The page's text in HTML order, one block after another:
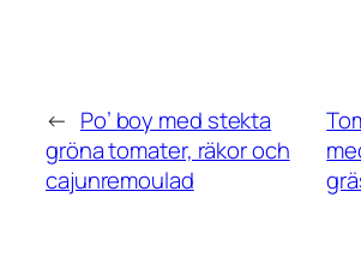
← Po’ boy med stekta
gröna tomater, räkor och
cajunremoulad